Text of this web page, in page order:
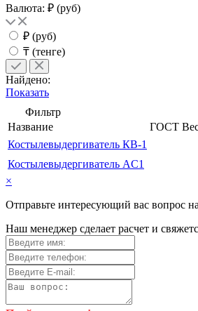
Валюта: ₽ (руб)
₽ (руб)
₸ (тенге)
Найдено:
Показать
Фильтр
Название
ГОСТ
Костылевыдергиватель КВ-1
Костылевыдергиватель AC1
×
Отправьте интересующий вас вопрос
Haш мeнeджep cдeлaeт pacчeт и